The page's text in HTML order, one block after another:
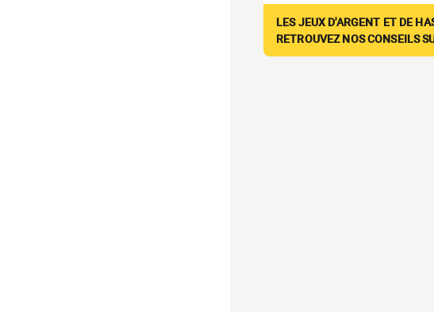
LES JEUX D'ARGENT ET DE
RETROUVEZ NOS CONSEILS